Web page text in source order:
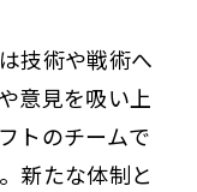
技術や戦術へ
意見を吸い上
トのチームで
新たな体制と